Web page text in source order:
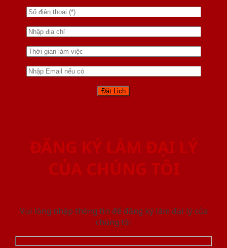
ĐĂNG KÝ LÀM ĐẠI LÝ
CỦA CHÚNG TÔI
Vui lòng nhập thông tin để đăng ký làm đại lý của
chúng tôi